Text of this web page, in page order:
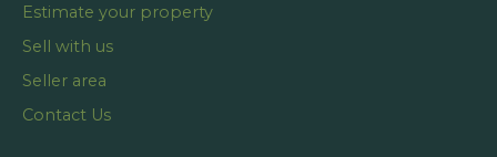
Estimate your property
Sell with us
Seller area
Contact Us